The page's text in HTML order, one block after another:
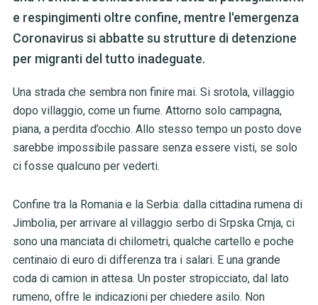
e respingimenti oltre confine, mentre l'emergenza
Coronavirus si abbatte su strutture di detenzione
per migranti del tutto inadeguate.
Una strada che sembra non finire mai. Si srotola, villaggio
dopo villaggio, come un fiume. Attorno solo campagna,
piana, a perdita d’occhio. Allo stesso tempo un posto dove
sarebbe impossibile passare senza essere visti, se solo
ci fosse qualcuno per vederti.
Confine tra la Romania e la Serbia: dalla cittadina rumena di
Jimbolia, per arrivare al villaggio serbo di Srpska Crnja, ci
sono una manciata di chilometri, qualche cartello e poche
centinaio di euro di differenza tra i salari. E una grande
coda di camion in attesa. Un poster stropicciato, dal lato
rumeno, offre le indicazioni per chiedere asilo. Non